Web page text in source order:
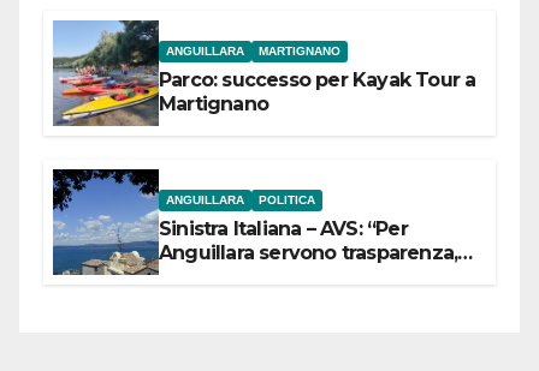
ANGUILLARA MARTIGNANO
Parco: successo per Kayak Tour a
Martignano
ANGUILLARA POLITICA
Sinistra Italiana – AVS: “Per
Anguillara servono trasparenza,